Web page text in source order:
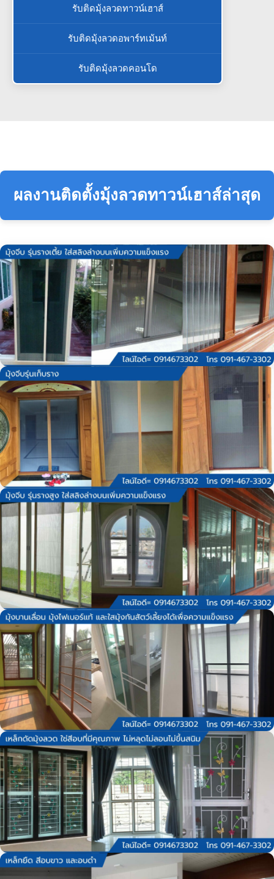
รับติดมุ้งลวดทาวน์เฮาส์
รับติดมุ้งลวดอพาร์ทเม้นท์
รับติดมุ้งลวดคอนโด
ผลงานติดตั้งมุ้งลวดทาวน์เฮาส์ล่าสุด